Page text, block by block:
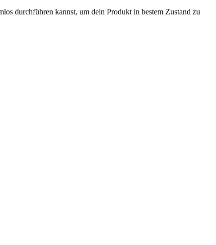
durchführen kannst, um dein Produkt in bestem Zustand zu